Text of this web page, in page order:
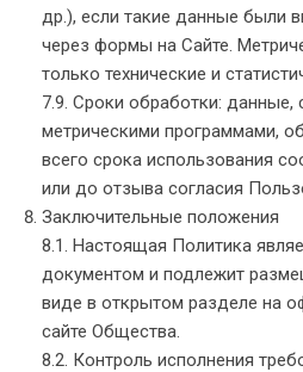
др.), если такие данные были
через формы на Сайте.
только технические и
7.9. Сроки обработки: данные,
метрическими программами,
всего срока использования
или до отзыва согласия
Заключительные положения
8.1. Настоящая Политика
документом и подлежит
виде в открытом разделе на
сайте Общества.
8.2. Контроль исполнения